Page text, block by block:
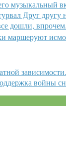
музыкальный
Друг другу
дошли,
маршеруют
войны